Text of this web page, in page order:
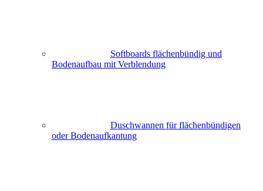
Softboards flächenbündig und
Bodenaufbau mit Verblendung
Duschwannen für flächenbündigen
oder Bodenaufkantung